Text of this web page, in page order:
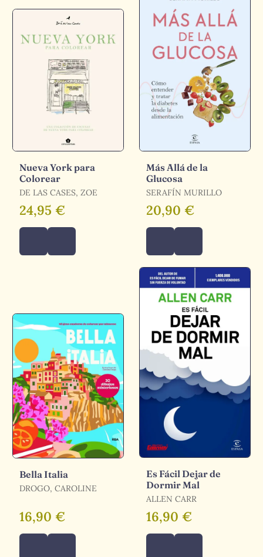
Nueva York para
Colorear
DE LAS CASES, ZOE
24,95 €
Más Allá de la
Glucosa
SERAFÍN MURILLO
20,90 €
Bella Italia
DROGO, CAROLINE
16,90 €
Es Fácil Dejar de
Dormir Mal
ALLEN CARR
16,90 €